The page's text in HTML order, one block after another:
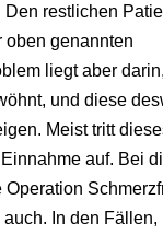
restlichen
oben genannten
liegt aber
und diese
Meist tritt
auf. Bei
In den Fällen,